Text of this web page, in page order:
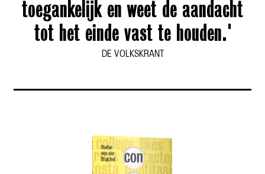
toegankelijk en weet de aandacht
tot het einde vast te houden.'
DE VOLKSKRANT